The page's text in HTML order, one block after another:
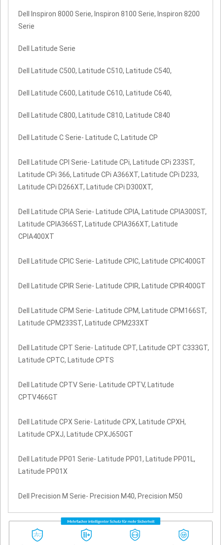
Dell Inspiron 8000 Serie, Inspiron 8100 Serie, Inspiron 8200
Serie
Dell Latitude Serie
Dell Latitude C500, Latitude C510, Latitude C540,
Dell Latitude C600, Latitude C610, Latitude C640,
Dell Latitude C800, Latitude C810, Latitude C840
Dell Latitude C Serie- Latitude C, Latitude CP
Dell Latitude CPI Serie- Latitude CPi, Latitude CPi 233ST,
Latitude CPi 366, Latitude CPi A366XT, Latitude CPi D233,
Latitude CPi D266XT, Latitude CPi D300XT,
Dell Latitude CPIA Serie- Latitude CPIA, Latitude CPIA300ST,
Latitude CPIA366ST, Latitude CPIA366XT, Latitude
CPIA400XT
Dell Latitude CPIC Serie- Latitude CPIC, Latitude CPIC400GT
Dell Latitude CPIR Serie- Latitude CPIR, Latitude CPIR400GT
Dell Latitude CPM Serie- Latitude CPM, Latitude CPM166ST,
Latitude CPM233ST, Latitude CPM233XT
Dell Latitude CPT Serie- Latitude CPT, Latitude CPT C333GT,
Latitude CPTC, Latitude CPTS
Dell Latitude CPTV Serie- Latitude CPTV, Latitude
CPTV466GT
Dell Latitude CPX Serie- Latitude CPX, Latitude CPXH,
Latitude CPXJ, Latitude CPXJ650GT
Dell Latitude PP01 Serie- Latitude PP01, Latitude PP01L,
Latitude PP01X
Dell Precision M Serie- Precision M40, Precision M50